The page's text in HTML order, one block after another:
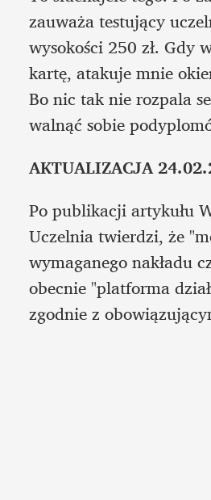
zauważa testujący
wysokości 250 zł. Gdy
kartę, atakuje mnie
Bo nic tak nie rozpala
walnąć sobie
AKTUALIZACJA
Po publikacji artykułu
Uczelnia twierdzi, że
wymaganego nakładu
obecnie "platforma
zgodnie z